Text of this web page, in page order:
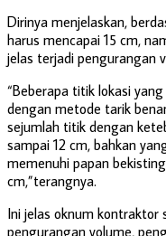
Dirinya menjelaskan,
harus mencapai 15 cm,
jelas terjadi pengurangan
“Beberapa titik lokasi
dengan metode tarik
sejumlah titik dengan
sampai 12 cm, bahkan
memenuhi papan
cm,”terangnya.
Ini jelas oknum
pengurangan volume,